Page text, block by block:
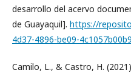
desarrollo del acervo
de Guayaquil]. https://
4d37-4896-be09-
Camilo, L., & Castro, H.